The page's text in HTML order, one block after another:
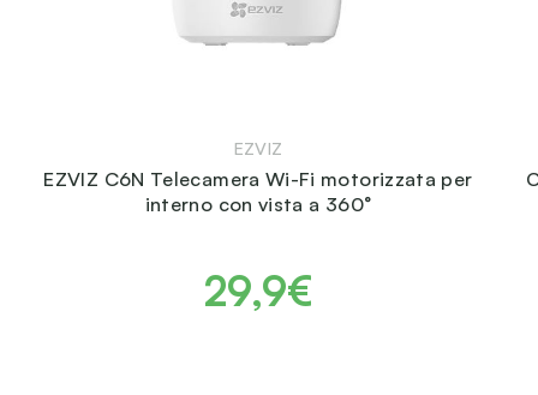
EZVIZ
EZVIZ C6N Telecamera Wi-Fi motorizzata per
interno con vista a 360°
29,9€